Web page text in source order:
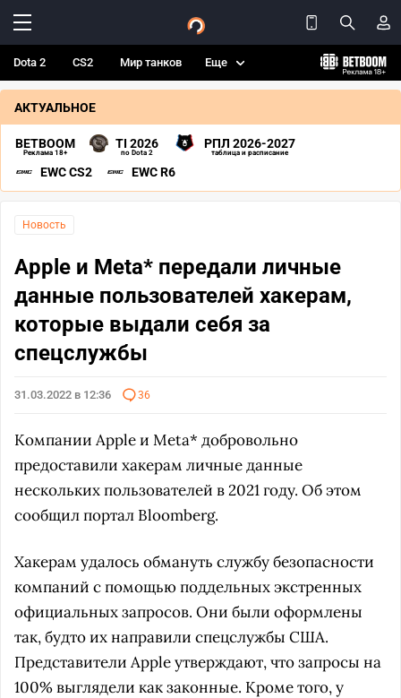
Dota 2 CS2 Мир танков Еще
АКТУАЛЬНОЕ
BETBOOM
Реклама 18+
TI 2026
по Dota 2
РПЛ 2026-2027
таблица и расписание
EWC CS2 EWC R6
Новость
Apple и Meta* передали личные
данные пользователей хакерам,
которые выдали себя за
спецслужбы
31.03.2022 в 12:36 36
Компании Apple и Meta* добровольно
предоставили хакерам личные данные
нескольких пользователей в 2021 году. Об этом
сообщил портал Bloomberg.
Хакерам удалось обмануть службу безопасности
компаний с помощью поддельных экстренных
официальных запросов. Они были оформлены
так, будто их направили спецслужбы США.
Представители Apple утверждают, что запросы на
100% выглядели как законные. Кроме того, у